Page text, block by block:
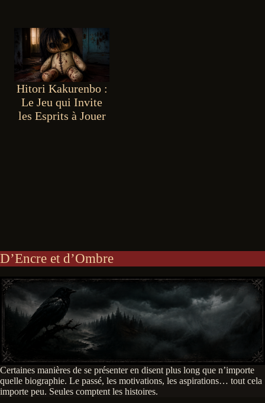
Hitori Kakurenbo :
Le Jeu qui Invite
les Esprits à Jouer
D’Encre et d’Ombre
Certaines manières de se présenter en disent plus long que n’importe
quelle biographie. Le passé, les motivations, les aspirations… tout cela
importe peu. Seules comptent les histoires.